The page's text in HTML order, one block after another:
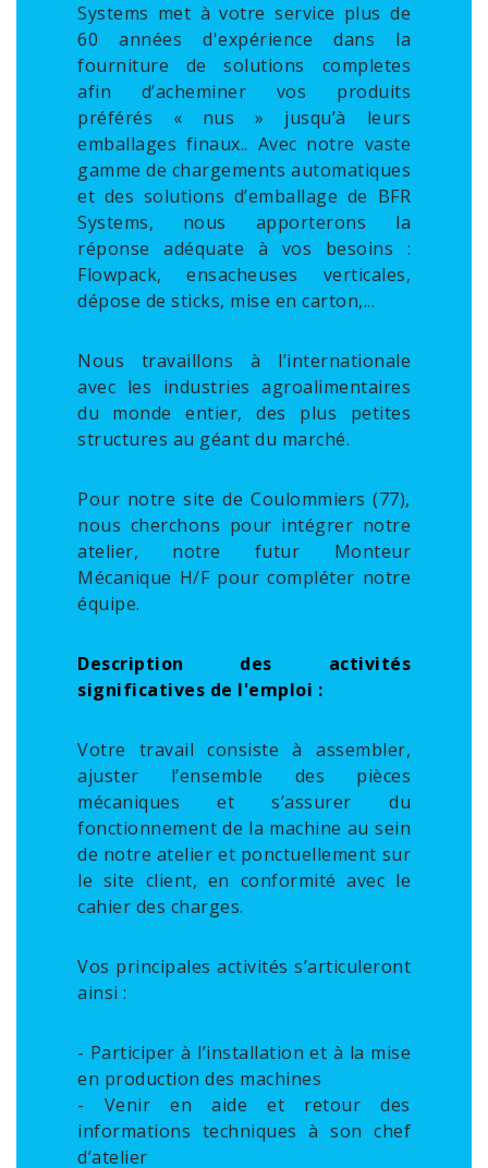
Systems met à votre service plus de
60 années d'expérience dans la
fourniture de solutions completes
afin d’acheminer vos produits
préférés « nus » jusqu’à leurs
emballages finaux.. Avec notre vaste
gamme de chargements automatiques
et des solutions d’emballage de BFR
Systems, nous apporterons la
réponse adéquate à vos besoins :
Flowpack, ensacheuses verticales,
dépose de sticks, mise en carton,...
Nous travaillons à l’internationale
avec les industries agroalimentaires
du monde entier, des plus petites
structures au géant du marché.
Pour notre site de Coulommiers (77),
nous cherchons pour intégrer notre
atelier, notre futur Monteur
Mécanique H/F pour compléter notre
équipe.
Description des activités
significatives de l'emploi :
Votre travail consiste à assembler,
ajuster l’ensemble des pièces
mécaniques et s’assurer du
fonctionnement de la machine au sein
de notre atelier et ponctuellement sur
le site client, en conformité avec le
cahier des charges.
Vos principales activités s’articuleront
ainsi :
- Participer à l’installation et à la mise
en production des machines
- Venir en aide et retour des
informations techniques à son chef
d’atelier